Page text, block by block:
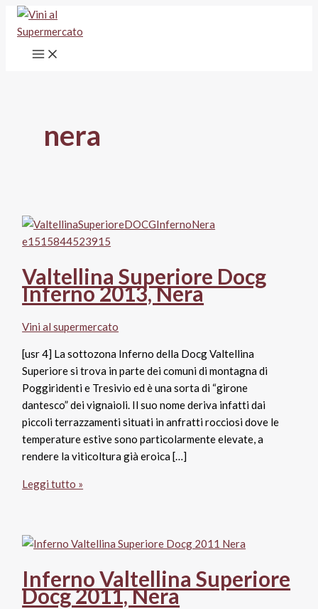
Vai
contenuto
nera
Valtellina Superiore Docg
Inferno 2013, Nera
Vini al supermercato
[usr 4] La sottozona Inferno della Docg Valtellina
Superiore si trova in parte dei comuni di montagna di
Poggiridenti e Tresivio ed è una sorta di “girone
dantesco” dei vignaioli. Il suo nome deriva infatti dai
piccoli terrazzamenti situati in anfratti rocciosi dove le
temperature estive sono particolarmente elevate, a
rendere la viticoltura già eroica […]
Valtellina
Inferno
2013,
Nera
Leggi tutto »
Inferno Valtellina Superiore
Docg 2011, Nera